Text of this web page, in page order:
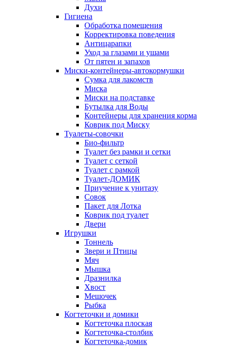
Духи
Гигиена
Обработка помещения
Корректировка поведения
Антицарапки
Уход за глазами и ушами
От пятен и запахов
Миски-контейнеры-автокормушки
Сумка для лакомств
Миска
Миски на подставке
Бутылка для Воды
Контейнеры для хранения корма
Коврик под Миску
Туалеты-совочки
Био-фильтр
Туалет без рамки и сетки
Туалет с сеткой
Туалет с рамкой
Туалет-ДОМИК
Приучение к унитазу
Совок
Пакет для Лотка
Коврик под туалет
Двери
Игрушки
Тоннель
Звери и Птицы
Мяч
Мышка
Дразнилка
Хвост
Мешочек
Рыбка
Когтеточки и домики
Когтеточка плоская
Когтеточка-столбик
Когтеточка-домик